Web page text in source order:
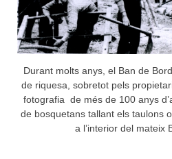
Durant molts anys, el Ban de
de riquesa, sobretot pels
fotografia de més de 100 anys
de bosquetans tallant els taulons
a l’interior del mateix